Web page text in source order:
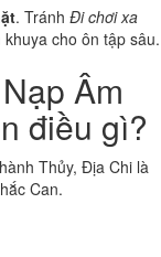
. Tránh Đi chơi xa
cho ôn tập sâu.
Âm
điều gì?
Thủy, Địa Chi là
Can.